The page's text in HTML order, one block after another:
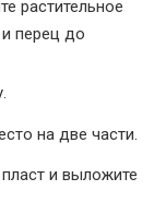
растительное
перец до
на две части.
пласт и выложите